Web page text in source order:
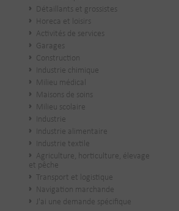
​Détaillants et grossistes
Horeca et loisirs
Activités de services
Garages
Construction
Industrie chimique
Milieu médical
Maisons de soins
Milieu scolaire
Industrie
Industrie alimentaire
Industrie textile
Agriculture, horticulture, élevage
et pêche
Transport et logistique
Navigation marchande
J'ai une demande spécifique